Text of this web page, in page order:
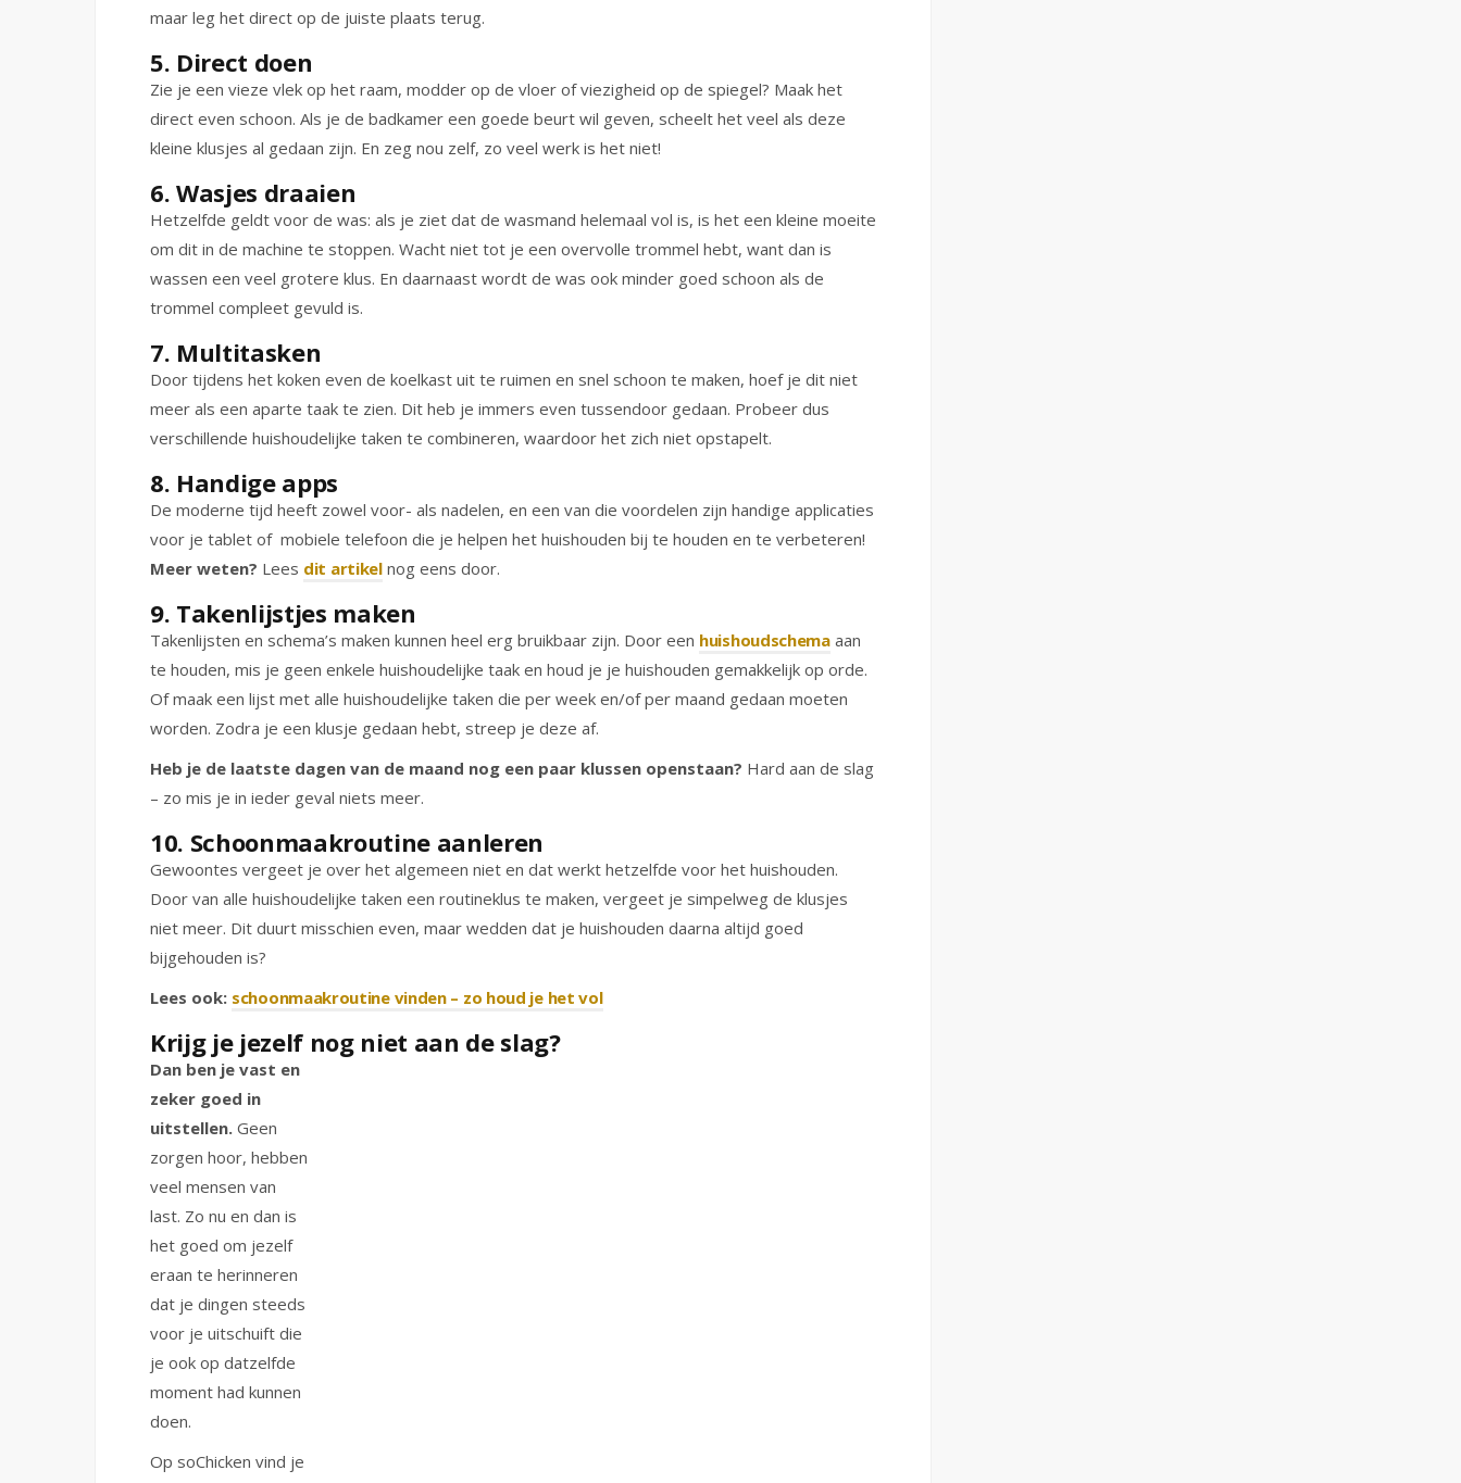
maar leg het direct op de juiste plaats terug.
5. Direct doen
Zie je een vieze vlek op het raam, modder op de vloer of viezigheid op de spiegel? Maak het
direct even schoon. Als je de badkamer een goede beurt wil geven, scheelt het veel als deze
kleine klusjes al gedaan zijn. En zeg nou zelf, zo veel werk is het niet!
6. Wasjes draaien
Hetzelfde geldt voor de was: als je ziet dat de wasmand helemaal vol is, is het een kleine moeite
om dit in de machine te stoppen. Wacht niet tot je een overvolle trommel hebt, want dan is
wassen een veel grotere klus. En daarnaast wordt de was ook minder goed schoon als de
trommel compleet gevuld is.
7. Multitasken
Door tijdens het koken even de koelkast uit te ruimen en snel schoon te maken, hoef je dit niet
meer als een aparte taak te zien. Dit heb je immers even tussendoor gedaan. Probeer dus
verschillende huishoudelijke taken te combineren, waardoor het zich niet opstapelt.
8. Handige apps
De moderne tijd heeft zowel voor- als nadelen, en een van die voordelen zijn handige applicaties
voor je tablet of mobiele telefoon die je helpen het huishouden bij te houden en te verbeteren!
Meer weten? Lees dit artikelnog eens door.
9. Takenlijstjes maken
Takenlijsten en schema’s maken kunnen heel erg bruikbaar zijn. Door een huishoudschemaaan
te houden, mis je geen enkele huishoudelijke taak en houd je je huishouden gemakkelijk op orde.
Of maak een lijst met alle huishoudelijke taken die per week en/of per maand gedaan moeten
worden. Zodra je een klusje gedaan hebt, streep je deze af.
Heb je de laatste dagen van de maand nog een paar klussen openstaan? Hard aan de slag
– zo mis je in ieder geval niets meer.
10. Schoonmaakroutine aanleren
Gewoontes vergeet je over het algemeen niet en dat werkt hetzelfde voor het huishouden.
Door van alle huishoudelijke taken een routineklus te maken, vergeet je simpelweg de klusjes
niet meer. Dit duurt misschien even, maar wedden dat je huishouden daarna altijd goed
bijgehouden is?
Lees ook: schoonmaakroutine vinden – zo houd je het vol
Krijg je jezelf nog niet aan de slag?
Dan ben je vast en
zeker goed in
uitstellen. Geen
zorgen hoor, hebben
veel mensen van
last. Zo nu en dan is
het goed om jezelf
eraan te herinneren
dat je dingen steeds
voor je uitschuift die
je ook op datzelfde
moment had kunnen
doen.
Op soChicken vind je